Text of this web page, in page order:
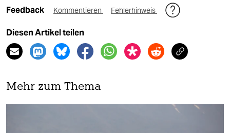
Feedback Kommentieren Fehlerhinweis
Diesen Artikel teilen
Mehr zum Thema